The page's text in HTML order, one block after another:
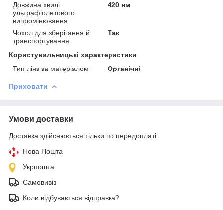
Довжина хвилі
ультрафіолетового
випромінювання
420 нм
Чохол для зберігання й
транспортування
Так
Користувальницькі характеристики
Тип лінз за матеріалом
Органічні
Приховати
Умови доставки
Доставка здійснюється тільки по передоплаті.
Нова Пошта
Укрпошта
Самовивіз
Коли відбувається відправка?